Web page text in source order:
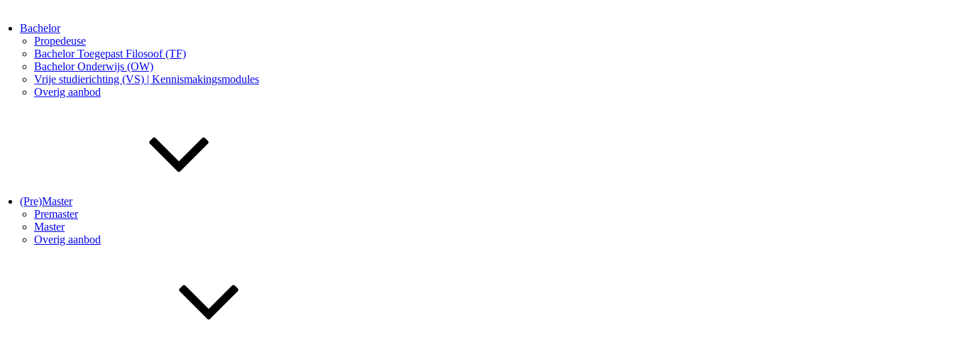
Bachelor
Propedeuse
Bachelor Toegepast Filosoof (TF)
Bachelor Onderwijs (OW)
Vrije studierichting (VS) | Kennismakingsmodules
Overig aanbod
(Pre)Master
Premaster
Master
Overig aanbod